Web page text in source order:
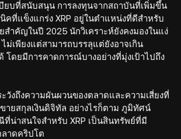
ยบที่สนับสนุน การลงทุนจากสถาบันที่เพิ่มขึ้น
คที่แข็งแกร่ง XRP อยู่ในตำแหน่งที่ดีสำหรับ
สำคัญในปี 2025 นักวิเคราะห์ยังคงมองในแง่
ไม่เพียงแต่สามารถบรรลุแต่ยังอาจเกิน
โดยมีการคาดการณ์บางอย่างที่มุ่งเป้าไปถึง
วังถึงความผันผวนของตลาดและความเสี่ยงที่
ายสกุลเงินดิจิทัล อย่างไรก็ตาม ภูมิทัศน์
น่าสนใจสำหรับ XRP เป็นสินทรัพย์ที่มี
าดคริปโต